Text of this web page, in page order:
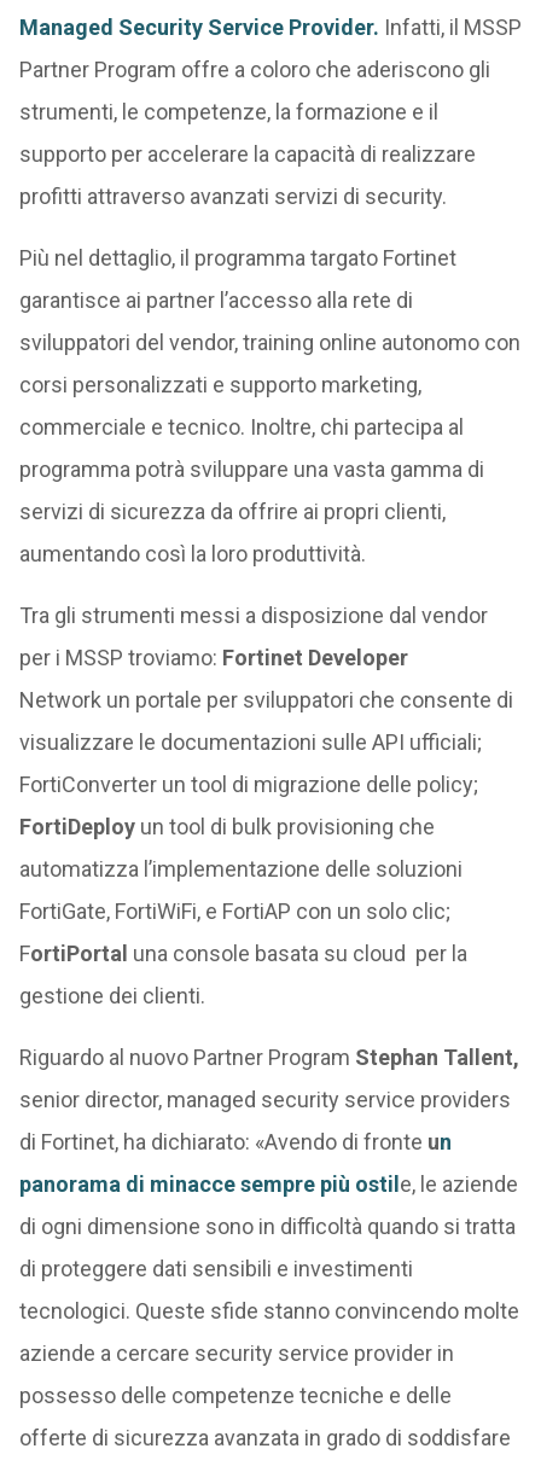
Managed Security Service Provider. Infatti, il MSSP
Partner Program offre a coloro che aderiscono gli
strumenti, le competenze, la formazione e il
supporto per accelerare la capacità di realizzare
profitti attraverso avanzati servizi di security.
Più nel dettaglio, il programma targato Fortinet
garantisce ai partner l’accesso alla rete di
sviluppatori del vendor, training online autonomo con
corsi personalizzati e supporto marketing,
commerciale e tecnico. Inoltre, chi partecipa al
programma potrà sviluppare una vasta gamma di
servizi di sicurezza da offrire ai propri clienti,
aumentando così la loro produttività.
Tra gli strumenti messi a disposizione dal vendor
per i MSSP troviamo: Fortinet Developer
Network un portale per sviluppatori che consente di
visualizzare le documentazioni sulle API ufficiali;
FortiConverter un tool di migrazione delle policy;
FortiDeployun tool di bulk provisioning che
automatizza l’implementazione delle soluzioni
FortiGate, FortiWiFi, e FortiAP con un solo clic;
FortiPortal una console basata su cloud per la
gestione dei clienti.
Riguardo al nuovo Partner Program Stephan Tallent,
senior director, managed security service providers
di Fortinet, ha dichiarato: «Avendo di fronte un
panorama di minacce sempre più ostil e, le aziende
di ogni dimensione sono in difficoltà quando si tratta
di proteggere dati sensibili e investimenti
tecnologici. Queste sfide stanno convincendo molte
aziende a cercare security service provider in
possesso delle competenze tecniche e delle
offerte di sicurezza avanzata in grado di soddisfare